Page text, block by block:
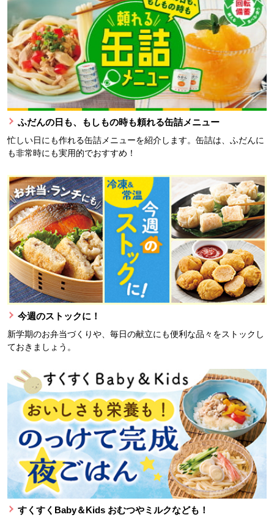
ふだんの日も、もしもの時も頼れる缶詰メニュー
忙しい日にも作れる缶詰メニューを紹介します。缶詰は、ふだんに
も非常時にも実用的でおすすめ！
今週のストックに！
新学期のお弁当づくりや、毎日の献立にも便利な品々をストックし
ておきましょう。
すくすくBaby＆Kids おむつやミルクなども！